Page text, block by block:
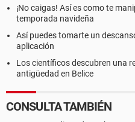
¡No caigas! Así es como te
temporada navideña
Así puedes tomarte un
aplicación
Los científicos descubren una
antigüedad en Belice
CONSULTA TAMBIÉN